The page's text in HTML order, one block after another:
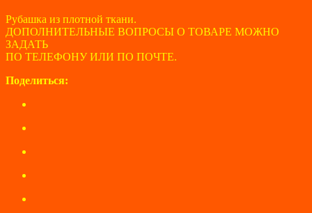
Рубашка из плотной ткани.
ДОПОЛНИТЕЛЬНЫЕ ВОПРОСЫ О ТОВАРЕ МОЖНО
ЗАДАТЬ
ПО ТЕЛЕФОНУ ИЛИ ПО ПОЧТЕ.
Поделиться: